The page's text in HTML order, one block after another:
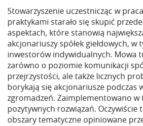
Stowarzyszenie uczestnicząc w
praktykami starało się skupić
aspektach, które stanowią
akcjonariuszy spółek giełdowych, w
inwestorów indywidualnych. Mowa
zarówno o poziomie komunikacji
przejrzystości, ale także licznych
borykają się akcjonariusze podczas
zgromadzeń. Zaimplementowano w
pozytywnych rozwiązań. Oczywiście
obszary tematyczne opiniowane